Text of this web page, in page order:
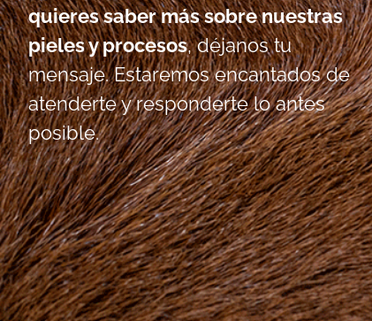
quieres saber más sobre nuestras
pieles y procesos, déjanos tu
mensaje. Estaremos encantados de
atenderte y responderte lo antes
posible.